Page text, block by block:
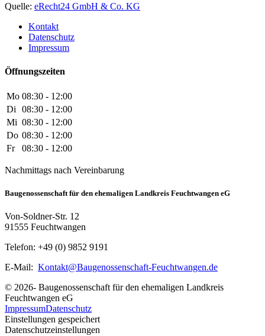
Quelle: eRecht24 GmbH & Co. KG
Kontakt
Datenschutz
Impressum
Öffnungszeiten
Mo 08:30 - 12:00
Di
08:30 - 12:00
Mi 08:30 - 12:00
Do 08:30 - 12:00
Fr
08:30 - 12:00
Nachmittags nach Vereinbarung
Baugenossenschaft für den ehemaligen Landkreis Feuchtwangen eG
Von-Soldner-Str. 12
91555 Feuchtwangen
Telefon: +49 (0) 9852 9191
E-Mail: Kontakt@Baugenossenschaft-Feuchtwangen.de
© 2026- Baugenossenschaft für den ehemaligen Landkreis
Feuchtwangen eG
ImpressumDatenschutz
Einstellungen gespeichert
Datenschutzeinstellungen